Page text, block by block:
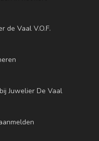
de Vaal V.O.F.
Juwelier De Vaal